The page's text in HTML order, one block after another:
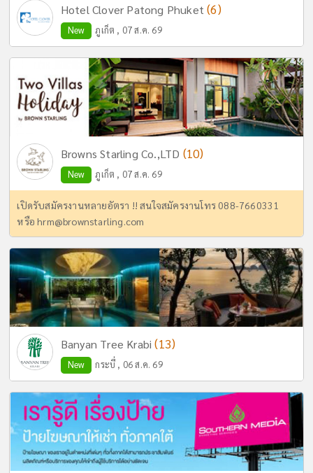
Hotel Clover Patong Phuket(6)
New ภูเก็ต , 07 ส.ค. 69
Browns Starling Co.,LTD (10)
New ภูเก็ต , 07 ส.ค. 69
เปิดรับสมัครงานหลายอัตรา !! สนใจสมัครงานโทร 088-7660331
หรือhrm@brownstarling.com
Banyan Tree Krabi(13)
New กระบี่ , 06 ส.ค. 69